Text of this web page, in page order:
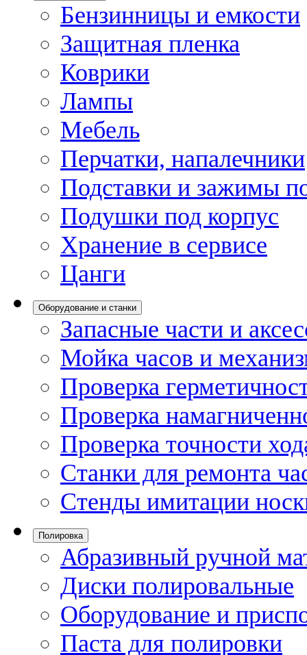
Бензинницы и емкости
Защитная пленка
Коврики
Лампы
Мебель
Перчатки, напалечники
Подставки и зажимы
Подушки под корпус
Хранение в сервисе
Цанги
Оборудование и станки
Запасные части и
Мойка часов и
Проверка
Проверка
Проверка точности
Станки для ремонта
Стенды имитации
Полировка
Абразивный ручной
Диски полировальные
Оборудование и
Паста для полировки